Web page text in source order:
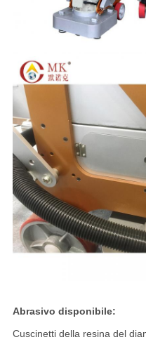
Abrasivo disponibile:
Cuscinetti della resina del